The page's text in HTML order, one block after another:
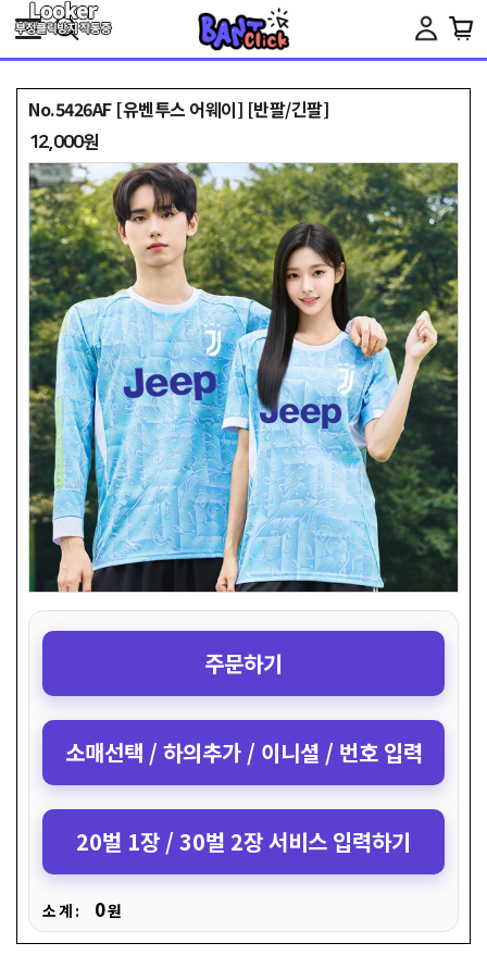
Toggle
No.5426AF [유벤투스 어웨이] [반팔/긴팔]
12,000원
주문하기
소매선택 / 하의추가 / 이니셜 / 번호 입력
20벌 1장 / 30벌 2장 서비스 입력하기
소 계 : 0원